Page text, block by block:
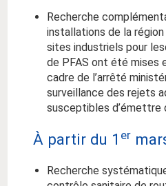
Recherche
installations de la
sites industriels pour
de PFAS ont été mises
cadre de l’arrêté
surveillance des rejets
susceptibles d’émettre
À partir du 1 er
Recherche